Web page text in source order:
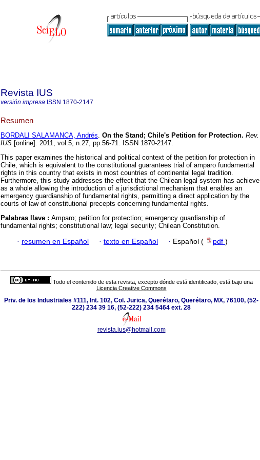
Revista IUS
versión impresa ISSN 1870-2147
Resumen
BORDALI SALAMANCA, Andrés. On the Stand; Chile's Petition for Protection. Rev.
IUS [online]. 2011, vol.5, n.27, pp.56-71. ISSN 1870-2147.
This paper examines the historical and political context of the petition for protection in
Chile, which is equivalent to the constitutional guarantees trial of amparo fundamental
rights in this country that exists in most countries of continental legal tradition.
Furthermore, this study addresses the effect that the Chilean legal system has achieve
as a whole allowing the introduction of a jurisdictional mechanism that enables an
emergency guardianship of fundamental rights, permitting a direct application by the
courts of law of constitutional precepts concerning fundamental rights.
Palabras llave : Amparo; petition for protection; emergency guardianship of
fundamental rights; constitutional law; legal security; Chilean Constitution.
· resumen en Español · texto en Español · Español ( pdf )
Todo el contenido de esta revista, excepto dónde está identificado, está bajo una
Licencia Creative Commons
Priv. de los Industriales #111, Int. 102, Col. Jurica, Querétaro, Querétaro, MX, 76100, (52-
222) 234 39 16, (52-222) 234 5464 ext. 28
revista.ius@hotmail.com